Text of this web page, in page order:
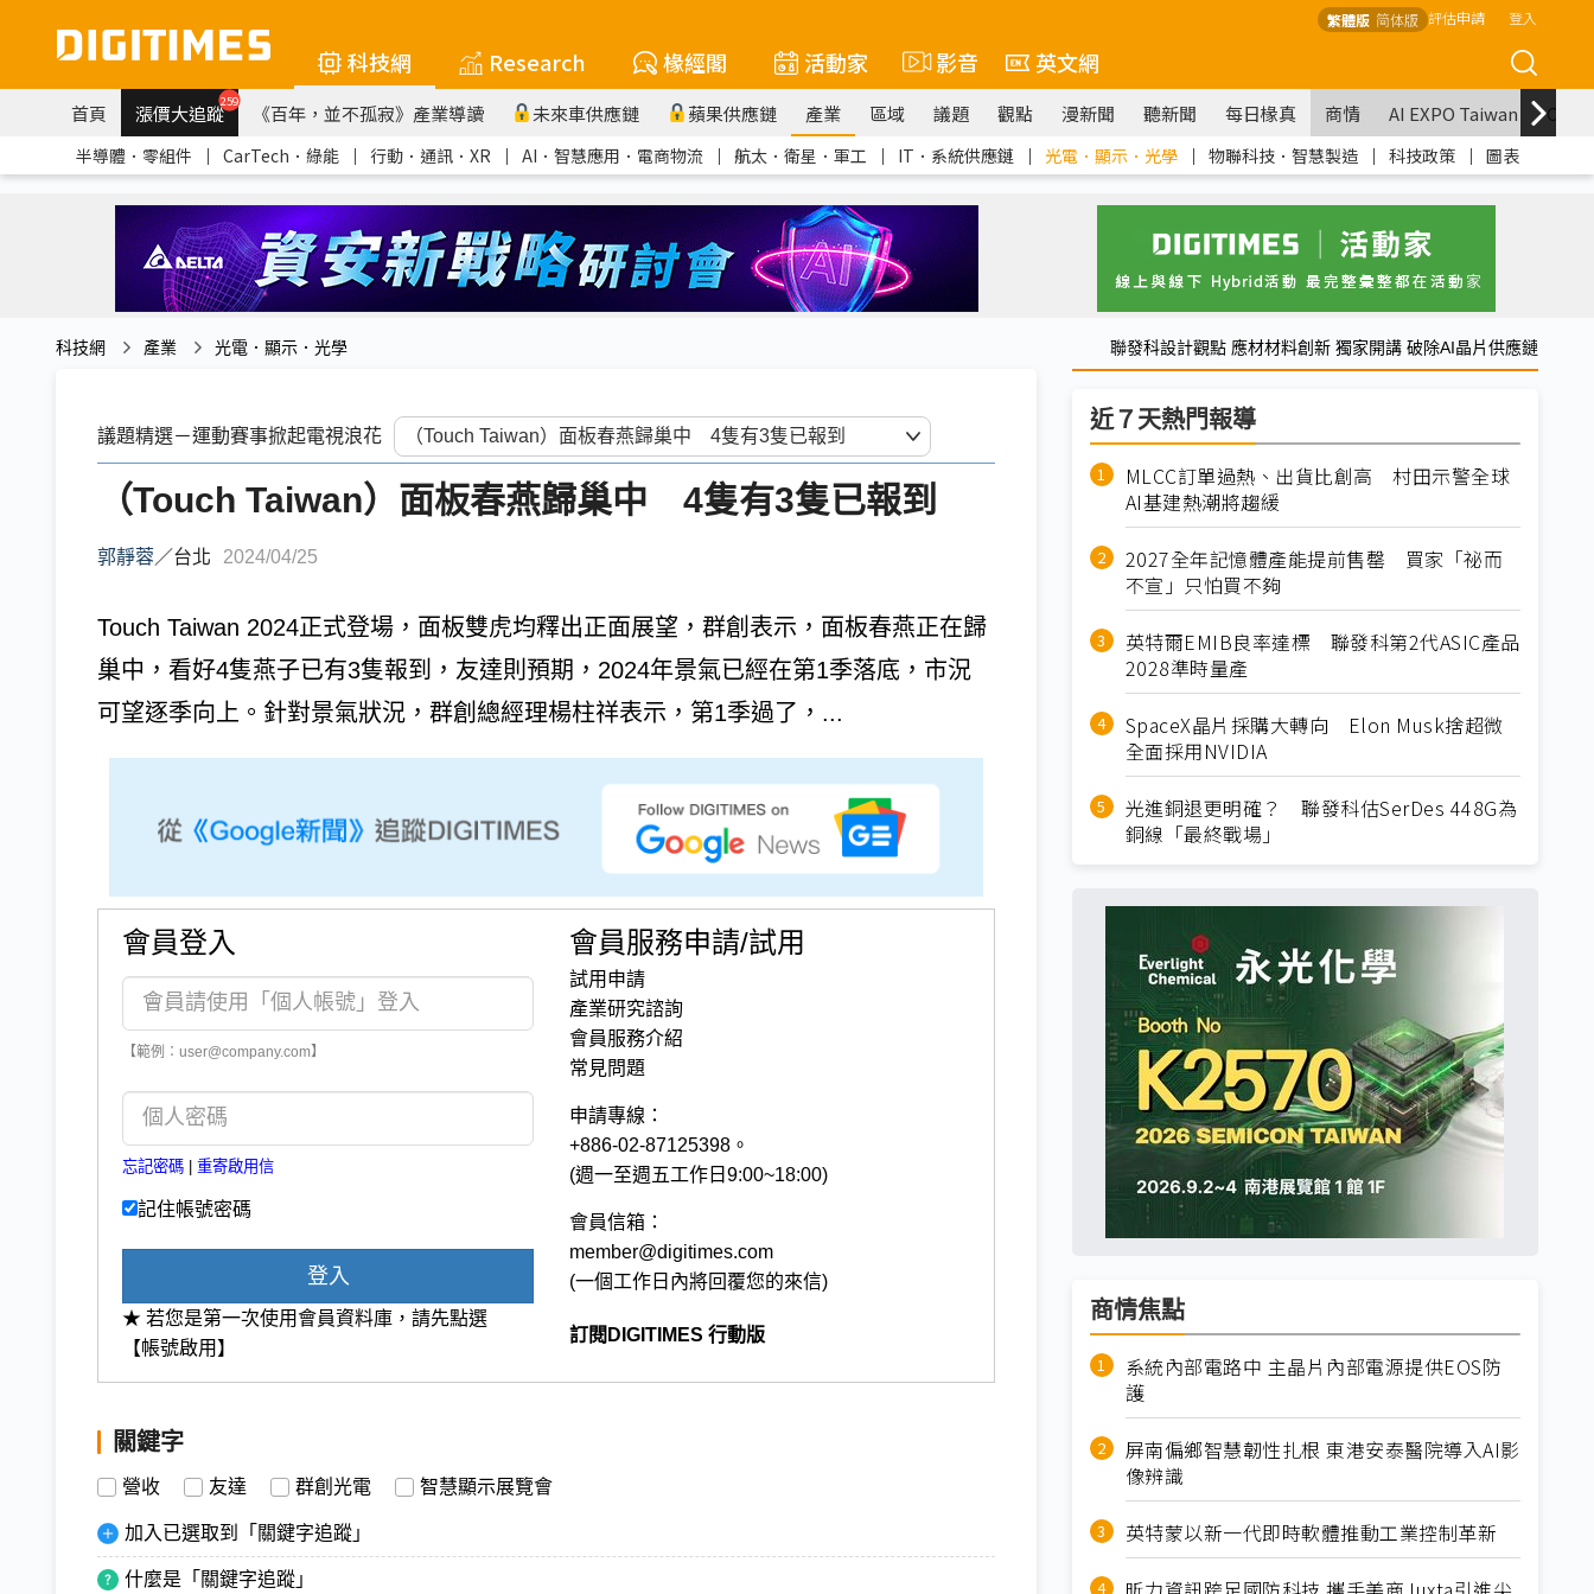
繁體版 简体版 評估申請 登入
科技網 Research 椽經閣 活動家 影音 英文網
首頁 漲價大追蹤259 《百年，並不孤寂》產業導讀 未來車供應鏈 蘋果供應鏈 產業 區域 議題 觀點 漫新聞 聽新聞 每日椽真 商情 AI EXPO Taiwan
半導體．零組件 ｜ CarTech．綠能 ｜ 行動．通訊．XR ｜ AI．智慧應用．電商物流 ｜ 航太．衛星．軍工 ｜ IT．系統供應鏈 ｜ 光電．顯示．光學 ｜ 物聯科技．智慧製造 ｜ 科技政策 ｜ 圖表
科技網 產業 光電．顯示．光學 聯發科設計觀點 應材材料創新 獨家開講 破除AI晶片供應鏈
議題精選－運動賽事掀起電視浪花
（Touch Taiwan）面板春燕歸巢中 4隻有3隻已報到
郭靜蓉／台北 2024/04/25
Touch Taiwan 2024正式登場，面板雙虎均釋出正面展望，群創表示，面板春燕正在歸
巢中，看好4隻燕子已有3隻報到，友達則預期，2024年景氣已經在第1季落底，市況
可望逐季向上。針對景氣狀況，群創總經理楊柱祥表示，第1季過了，...
會員登入
【範例：user@company.com】
忘記密碼 重寄啟用信
記住帳號密碼
登入
★ 若您是第一次使用會員資料庫，請先點選
【帳號啟用】
會員服務申請/試用
試用申請
產業研究諮詢
會員服務介紹
常見問題
申請專線：
+886-02-87125398。
(週一至週五工作日9:00~18:00)
會員信箱：
member@digitimes.com
(一個工作日內將回覆您的來信)
訂閱DIGITIMES 行動版
關鍵字
營收 友達 群創光電 智慧顯示展覽會
加入已選取到「關鍵字追蹤」
什麼是「關鍵字追蹤」
近７天熱門報導
MLCC訂單過熱、出貨比創高 村田示警全球
AI基建熱潮將趨緩
2027全年記憶體產能提前售罄 買家「祕而
不宣」只怕買不夠
英特爾EMIB良率達標 聯發科第2代ASIC產品
2028準時量產
SpaceX晶片採購大轉向 Elon Musk捨超微
全面採用NVIDIA
光進銅退更明確？ 聯發科估SerDes 448G為
銅線「最終戰場」
商情焦點
系統內部電路中 主晶片內部電源提供EOS防
護
屏南偏鄉智慧韌性扎根 東港安泰醫院導入AI影
像辨識
英特蒙以新一代即時軟體推動工業控制革新